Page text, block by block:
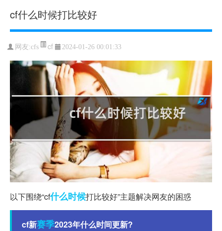
cf什么时候打比较好
网友:cfs cf 2024-01-26 00:01:33
以下围绕“cf什么时候打比较好”主题解决网友的困惑
cf新赛季2023年什么时间更新?